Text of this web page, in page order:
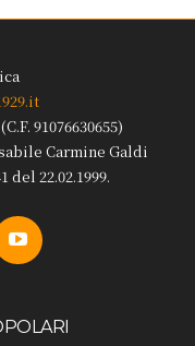
91076630655)
Carmine Galdi
del 22.02.1999.